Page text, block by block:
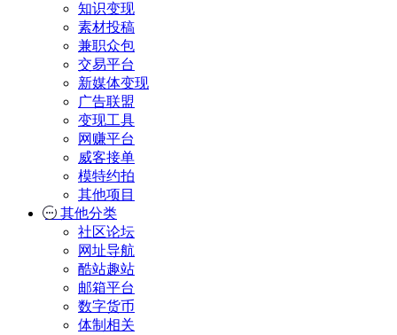
知识变现
素材投稿
兼职众包
交易平台
新媒体变现
广告联盟
变现工具
网赚平台
威客接单
模特约拍
其他项目
其他分类
社区论坛
网址导航
酷站趣站
邮箱平台
数字货币
体制相关